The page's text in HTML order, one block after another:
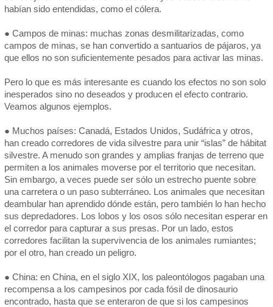
habían sido entendidas, como el cólera.
● Campos de minas: muchas zonas desmilitarizadas, como
campos de minas, se han convertido a santuarios de pájaros, ya
que ellos no son suficientemente pesados para activar las minas.
Pero lo que es más interesante es cuando los efectos no son solo
inesperados sino no deseados y producen el efecto contrario.
Veamos algunos ejemplos.
● Muchos países: Canadá, Estados Unidos, Sudáfrica y otros,
han creado corredores de vida silvestre para unir “islas” de hábitat
silvestre. A menudo son grandes y amplias franjas de terreno que
permiten a los animales moverse por el territorio que necesitan.
Sin embargo, a veces puede ser sólo un estrecho puente sobre
una carretera o un paso subterráneo. Los animales que necesitan
deambular han aprendido dónde están, pero también lo han hecho
sus depredadores. Los lobos y los osos sólo necesitan esperar en
el corredor para capturar a sus presas. Por un lado, estos
corredores facilitan la supervivencia de los animales rumiantes;
por el otro, han creado un peligro.
● China: en China, en el siglo XIX, los paleontólogos pagaban una
recompensa a los campesinos por cada fósil de dinosaurio
encontrado, hasta que se enteraron de que si los campesinos